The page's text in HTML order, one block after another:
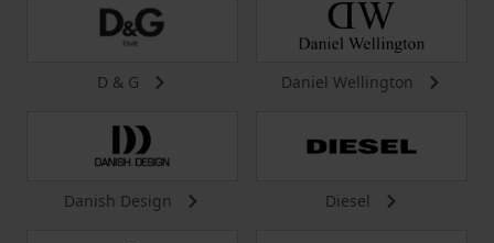
D & G Daniel Wellington
Danish Design Diesel